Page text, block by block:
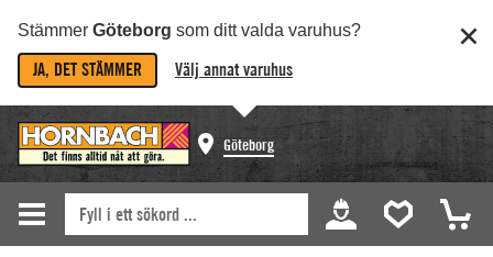
Stämmer Göteborg som ditt valda varuhus?
JA, DET STÄMMER Välj annat varuhus
Göteborg